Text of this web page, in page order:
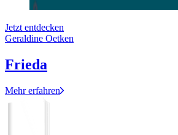
Jetzt entdecken
Geraldine Oetken
Frieda
Mehr erfahren